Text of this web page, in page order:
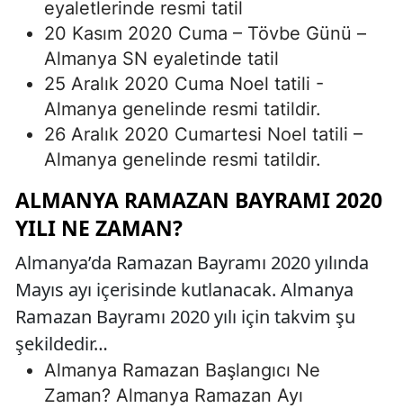
eyaletlerinde resmi tatil
20 Kasım 2020 Cuma – Tövbe Günü –
Almanya SN eyaletinde tatil
25 Aralık 2020 Cuma Noel tatili -
Almanya genelinde resmi tatildir.
26 Aralık 2020 Cumartesi Noel tatili –
Almanya genelinde resmi tatildir.
ALMANYA RAMAZAN BAYRAMI 2020
YILI NE ZAMAN?
Almanya’da Ramazan Bayramı 2020 yılında
Mayıs ayı içerisinde kutlanacak. Almanya
Ramazan Bayramı 2020 yılı için takvim şu
şekildedir…
Almanya Ramazan Başlangıcı Ne
Zaman? Almanya Ramazan Ayı